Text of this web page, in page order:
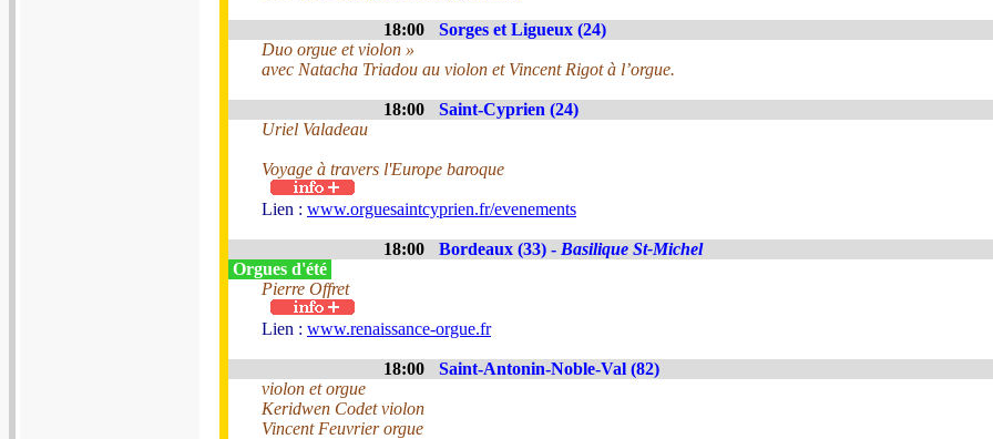
18:00
Sorges et Ligueux (24)
Duo orgue et violon »
avec Natacha Triadou au violon et Vincent Rigot à l’orgue.
18:00
Saint-Cyprien (24)
Uriel Valadeau
Voyage à travers l'Europe baroque
Lien : www.orguesaintcyprien.fr/evenements
18:00 Bordeaux (33) - Basilique St-Michel
Orgues d'été
Pierre Offret
Lien : www.renaissance-orgue.fr
18:00
Saint-Antonin-Noble-Val (82)
violon et orgue
Keridwen Codet violon
Vincent Feuvrier orgue